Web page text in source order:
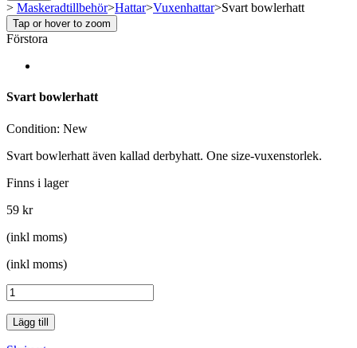
> Maskeradtillbehör>Hattar>Vuxenhattar>Svart bowlerhatt
Tap or hover to zoom
Förstora
Svart bowlerhatt
Condition: New
Svart bowlerhatt även kallad derbyhatt. One size-vuxenstorlek.
Finns i lager
59 kr
(inkl moms)
(inkl moms)
Lägg till